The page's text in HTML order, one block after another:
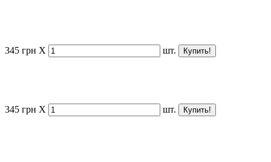
345 грн X шт.
345 грн X шт.